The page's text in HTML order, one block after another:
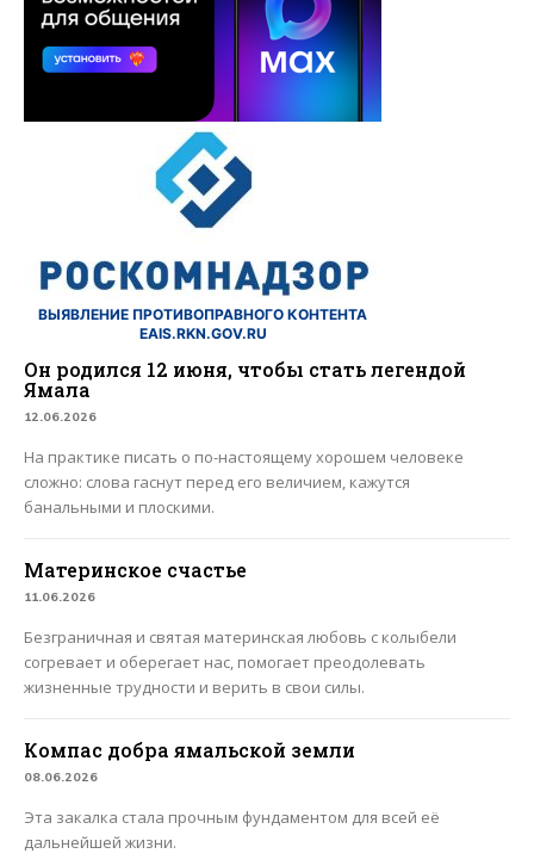
ВЫЯВЛЕНИЕ ПРОТИВОПРАВНОГО КОНТЕНТА
EAIS.RKN.GOV.RU
Он родился 12 июня, чтобы стать легендой
Ямала
12.06.2026
На практике писать о по-настоящему хорошем человеке
сложно: слова гаснут перед его величием, кажутся
банальными и плоскими.
Материнское счастье
11.06.2026
Безграничная и святая материнская любовь с колыбели
согревает и оберегает нас, помогает преодолевать
жизненные трудности и верить в свои силы.
Компас добра ямальской земли
08.06.2026
Эта закалка стала прочным фундаментом для всей её
дальнейшей жизни.